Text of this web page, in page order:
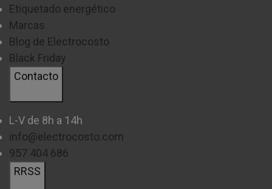
Etiquetado energético
Marcas
Blog de Electrocosto
Black Friday
Contacto
L-V de 8h a 14h
info@electrocosto.com
957 404 686
RRSS